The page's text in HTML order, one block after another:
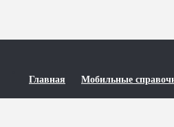
Главная Мобильные